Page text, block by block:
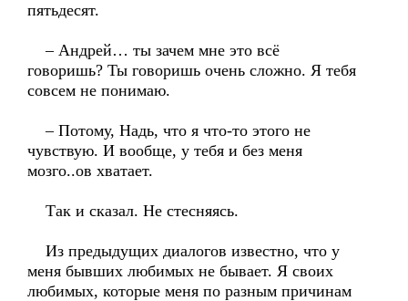
пятьдесят.
– Андрей… ты зачем мне это всё
говоришь? Ты говоришь очень сложно. Я тебя
совсем не понимаю.
– Потому, Надь, что я что-то этого не
чувствую. И вообще, у тебя и без меня
мозго..ов хватает.
Так и сказал. Не стесняясь.
Из предыдущих диалогов известно, что у
меня бывших любимых не бывает. Я своих
любимых, которые меня по разным причинам